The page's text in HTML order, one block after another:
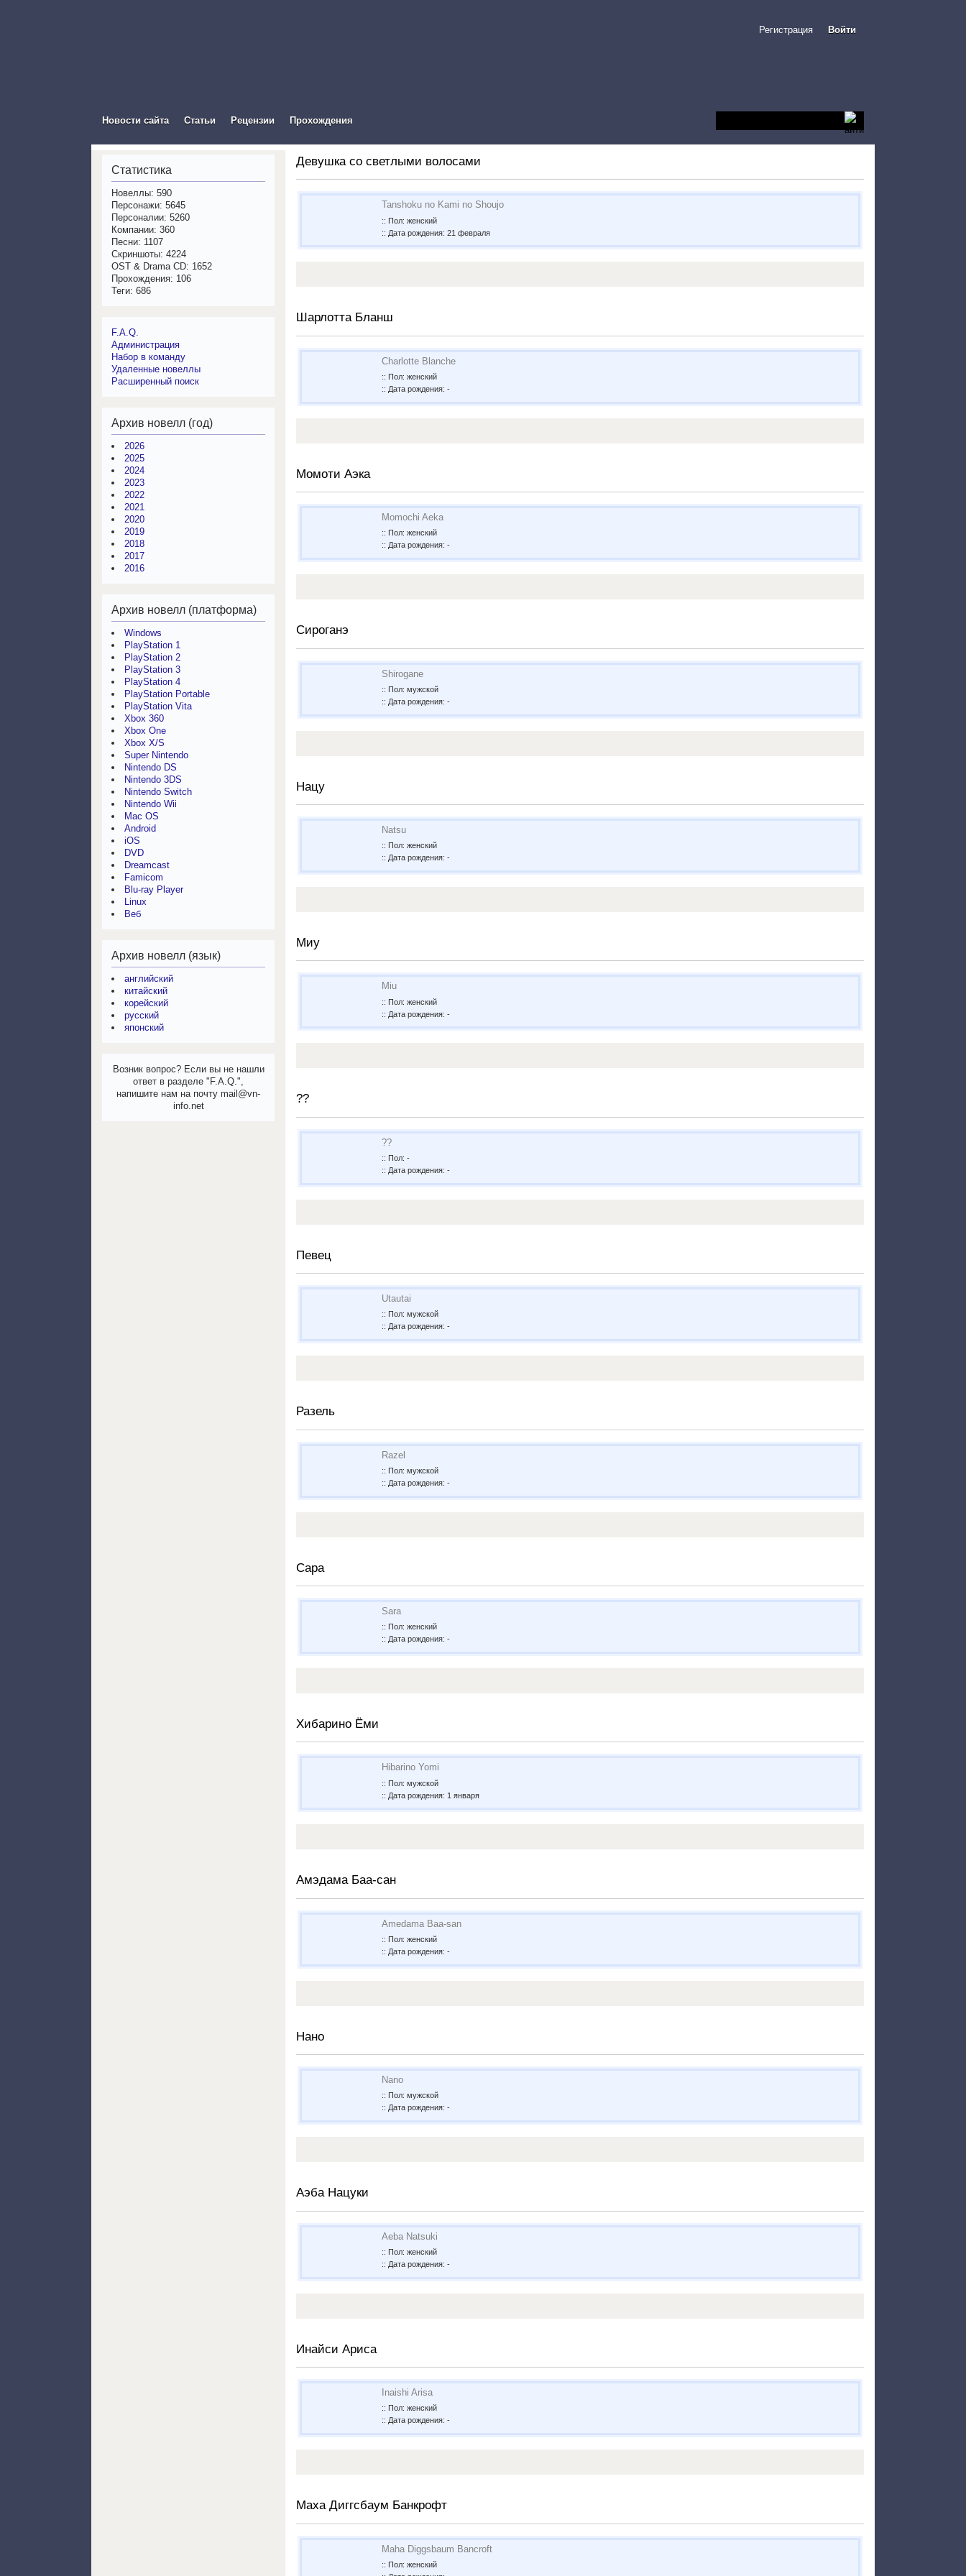
Регистрация Войти
Новости сайта Статьи Рецензии Прохождения
Девушка со светлыми волосами
Tanshoku no Kami no Shoujo
:: Пол: женский
:: Дата рождения: 21 февраля
Шарлотта Бланш
Charlotte Blanche
:: Пол: женский
:: Дата рождения: -
Момоти Аэка
Momochi Aeka
:: Пол: женский
:: Дата рождения: -
Сироганэ
Shirogane
:: Пол: мужской
:: Дата рождения: -
Нацу
Natsu
:: Пол: женский
:: Дата рождения: -
Миу
Miu
:: Пол: женский
:: Дата рождения: -
??
??
:: Пол: -
:: Дата рождения: -
Певец
Utautai
:: Пол: мужской
:: Дата рождения: -
Разель
Razel
:: Пол: мужской
:: Дата рождения: -
Сара
Sara
:: Пол: женский
:: Дата рождения: -
Хибарино Ёми
Hibarino Yomi
:: Пол: мужской
:: Дата рождения: 1 января
Амэдама Баа-сан
Amedama Baa-san
:: Пол: женский
:: Дата рождения: -
Нано
Nano
:: Пол: мужской
:: Дата рождения: -
Аэба Нацуки
Aeba Natsuki
:: Пол: женский
:: Дата рождения: -
Инайси Ариса
Inaishi Arisa
:: Пол: женский
:: Дата рождения: -
Маха Диггсбаум Банкрофт
Maha Diggsbaum Bancroft
:: Пол: женский
Статистика
Новеллы: 590
Персонажи: 5645
Персоналии: 5260
Компании: 360
Песни: 1107
Скриншоты: 4224
OST & Drama CD: 1652
Прохождения: 106
Теги: 686
F.A.Q.
Администрация
Набор в команду
Удаленные новеллы
Расширенный поиск
Архив новелл (год)
2026
2025
2024
2023
2022
2021
2020
2019
2018
2017
2016
Архив новелл (платформа)
Windows
PlayStation 1
PlayStation 2
PlayStation 3
PlayStation 4
PlayStation Portable
PlayStation Vita
Xbox 360
Xbox One
Xbox X/S
Super Nintendo
Nintendo DS
Nintendo 3DS
Nintendo Switch
Nintendo Wii
Mac OS
Android
iOS
DVD
Dreamcast
Famicom
Blu-ray Player
Linux
Веб
Архив новелл (язык)
английский
китайский
корейский
русский
японский
Возник вопрос? Если вы не нашли
ответ в разделе "F.A.Q.",
напишите нам на почту mail@vn-
info.net